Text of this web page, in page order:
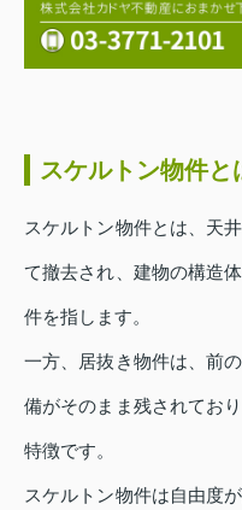
スケルトン物件と
スケルトン物件とは、天
て撤去され、建物の構造
件を指します。
一方、居抜き物件は、前
備がそのまま残されてお
特徴です。
スケルトン物件は自由度